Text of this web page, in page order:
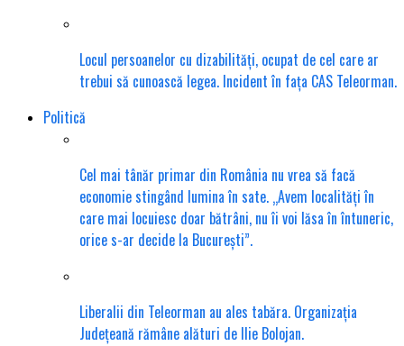
Locul persoanelor cu dizabilități, ocupat de cel care ar
trebui să cunoască legea. Incident în fața CAS Teleorman.
Politică
Cel mai tânăr primar din România nu vrea să facă
economie stingând lumina în sate. „Avem localități în
care mai locuiesc doar bătrâni, nu îi voi lăsa în întuneric,
orice s-ar decide la București”.
Liberalii din Teleorman au ales tabăra. Organizația
Județeană rămâne alături de Ilie Bolojan.